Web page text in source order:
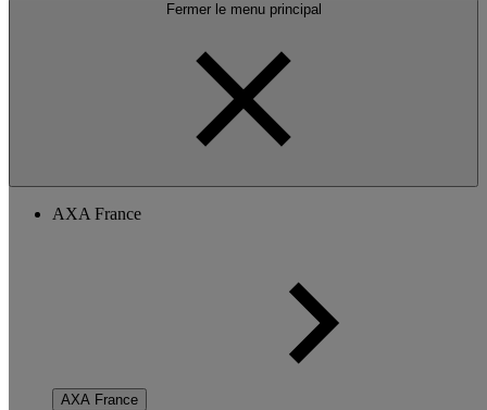
Fermer le menu principal
AXA France
AXA France